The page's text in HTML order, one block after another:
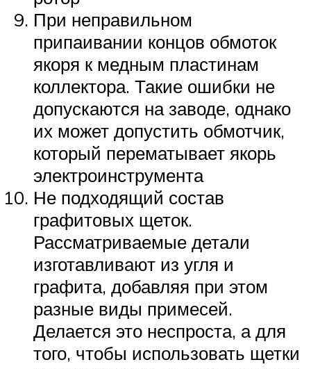
При неправильном
припаивании концов обмоток
якоря к медным пластинам
коллектора. Такие ошибки не
допускаются на заводе, однако
их может допустить обмотчик,
который перематывает якорь
электроинструмента
Не подходящий состав
графитовых щеток.
Рассматриваемые детали
изготавливают из угля и
графита, добавляя при этом
разные виды примесей.
Делается это неспроста, а для
того, чтобы использовать щетки